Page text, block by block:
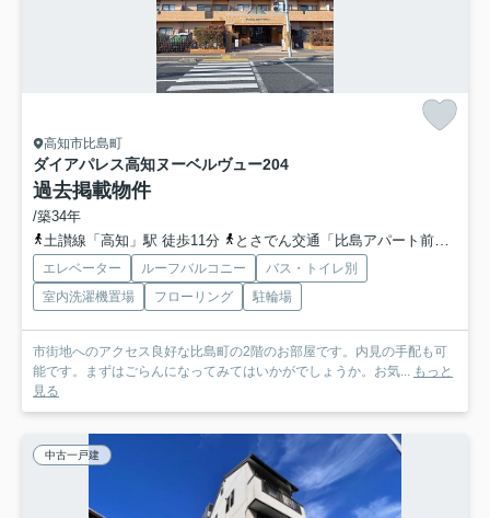
高知市比島町
ダイアパレス高知ヌーベルヴュー204
過去掲載物件
/築34年
土讃線「高知」駅 徒歩11分
とさでん交通「比島アパート前」バス停下車 徒歩3分
エレベーター ルーフバルコニー
バス・トイレ別
室内洗濯機置場
フローリング 駐輪場
市街地へのアクセス良好な比島町の2階のお部屋です。内見の手配も可
能です。まずはごらんになってみてはいかがでしょうか。お気...
もっと
見る
中古一戸建